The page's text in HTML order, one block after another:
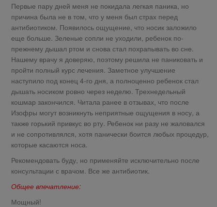
Первые пару дней меня не покидала легкая паника, но
причина была не в том, что у меня был страх перед
антибиотиком. Появилось ощущение, что носик заложило
еще больше. Зеленые сопли не уходили, ребенок по-
прежнему дышал ртом и снова стал похрапывать во сне.
Нашему врачу я доверяю, поэтому решила не паниковать и
пройти полный курс лечения. Заметное улучшение
наступило под конец 4-го дня, а полноценно ребенок стал
дышать носиком ровно через неделю. Трехнедельный
кошмар закончился. Читала ранее в отзывах, что после
Изофры могут возникнуть неприятные ощущения в носу, а
также горький привкус во рту. Ребенок ни разу не жаловался
и не сопротивлялся, хотя панически боится любых процедур,
которые касаются носа.
Рекомендовать буду, но применяйте исключительно после
консультации с врачом. Все же антибиотик.
Общее впечатление:
Мощный!